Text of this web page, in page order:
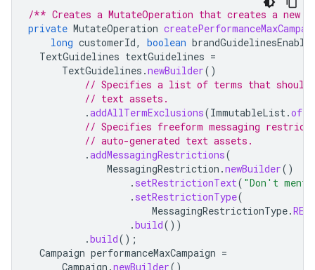
/** Creates a MutateOperation that creates a new
private MutateOperation
long customerId, boolean
TextGuidelines textGuidelines =
TextGuidelines .newBuilder()
// Specifies a list of terms that should
// text assets.
.addAllTermExclusions(ImmutableList.of
// Specifies freeform messaging
// auto-generated text assets.
.addMessagingRestrictions(
MessagingRestriction .newBuilder()
. setRestrictionText( "Don't
. setRestrictionType(
MessagingRestrictionType.
.build())
.build();
Campaign performanceMaxCampaign =
Campaign .newBuilder()